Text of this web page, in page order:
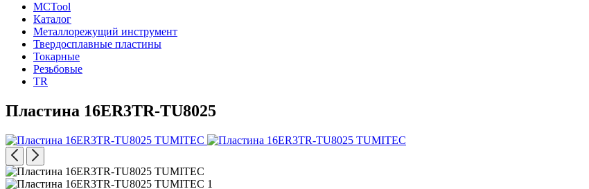
MCTool
Каталог
Металлорежущий инструмент
Твердосплавные пластины
Токарные
Резьбовые
TR
Пластина 16ER3TR-TU8025